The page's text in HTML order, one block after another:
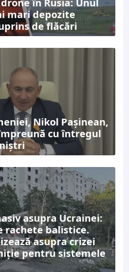
mari depozite
de flăcări
Nikol Pașinean,
cu întregul
asupra Ucrainei:
rachete balistice.
asupra crizei
pentru sistemele